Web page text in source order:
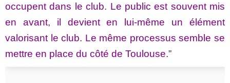
occupent dans le club. Le public est souvent mis
en avant, il devient en lui-même un élément
valorisant le club. Le même processus semble se
mettre en place du côté de Toulouse.”